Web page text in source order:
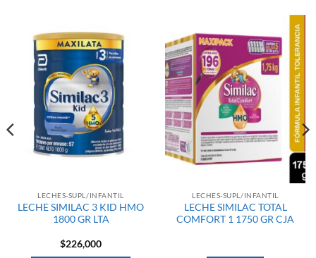
LECHES-SUPL/INFANTIL
LECHE SIMILAC 3 KID HMO
1800 GR LTA
$226,000
LECHES-SUPL/INFANTIL
LECHE SIMILAC TOTAL
COMFORT 1 1750 GR CJA